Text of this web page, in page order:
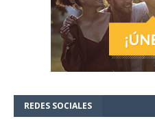
REDES SOCIALES